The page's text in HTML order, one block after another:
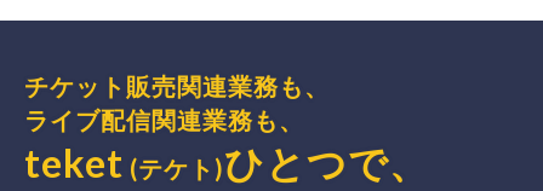
チケット販売関連業務も、
ライブ配信関連業務も、
teket (テケト)ひとつで、